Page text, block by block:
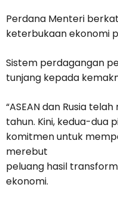
Perdana Menteri
keterbukaan ekonomi
Sistem perdagangan
tunjang kepada
“ASEAN dan Rusia
tahun. Kini, kedua-dua
komitmen untuk
merebut
peluang hasil
ekonomi.